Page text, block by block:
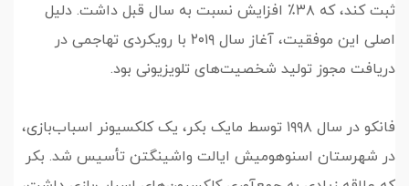
ثبت کند، که ۳۸٪ افزایش نسبت به سال قبل داشت. دلیل
اصلی این موفقیت، آغاز سال ۲۰۱۹ با رویکردی تهاجمی در
دریافت مجوز تولید شخصیت‌های تلویزیونی بود.
فانکو در سال ۱۹۹۸ توسط مایک بکر، یک کلکسیونر اسباب‌بازی،
در شهرستان اسنوهومیش ایالت واشینگتن تأسیس شد. بکر